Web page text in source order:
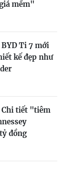
mềm"
Ti 7 mới
kế đẹp như
Chi tiết "tiêm
đồng